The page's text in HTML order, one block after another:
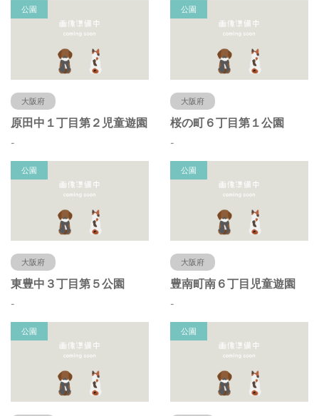
公園
大阪府
原田中１丁目第２児童遊園
-
公園
大阪府
桜の町６丁目第１公園
-
公園
大阪府
東豊中３丁目第５公園
-
公園
大阪府
豊南町南６丁目児童遊園
-
公園 公園